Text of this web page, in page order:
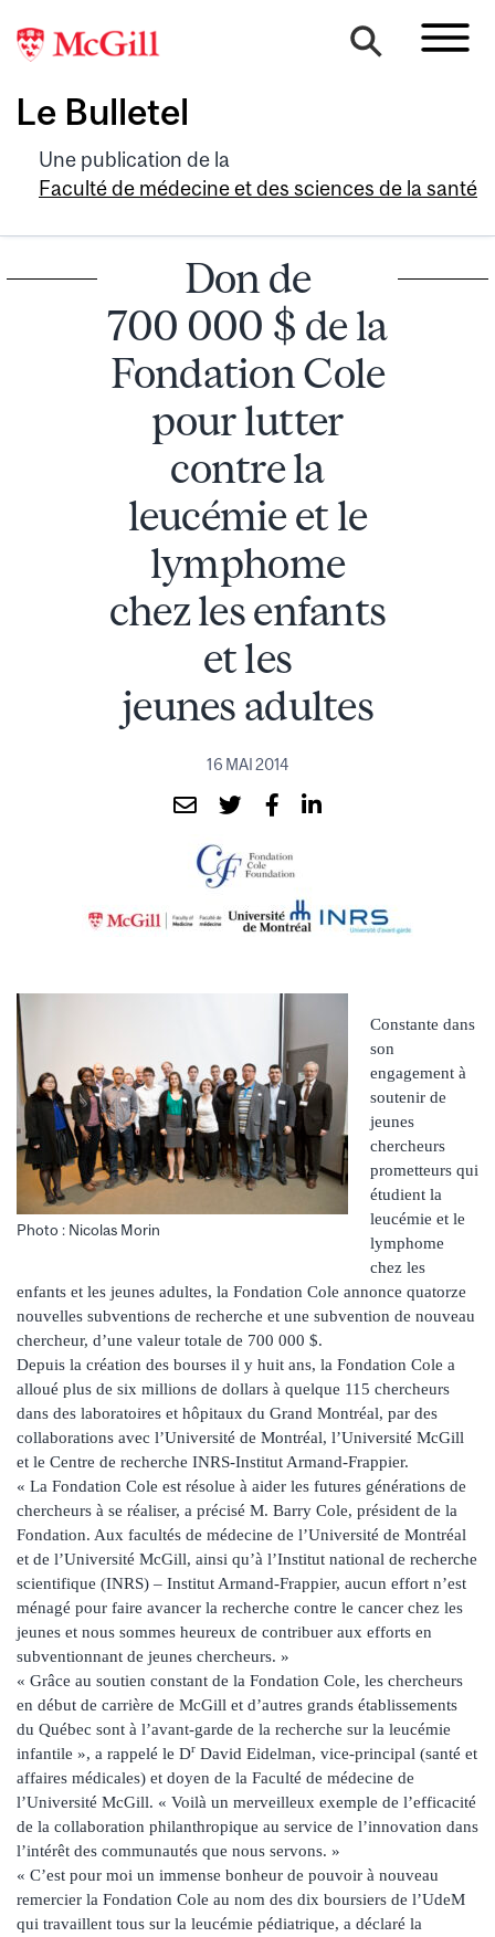
Le Bulletel
Une publication de la
Faculté de médecine et des sciences de la santé
Don de
700 000 $ de la
Fondation Cole
pour lutter
contre la
leucémie et le
lymphome
chez les enfants
et les
jeunes adultes
16 MAI 2014
Photo : Nicolas Morin
Constante dans
son
engagement à
soutenir de
jeunes
chercheurs
prometteurs qui
étudient la
leucémie et le
lymphome
chez les
enfants et les jeunes adultes, la Fondation Cole annonce quatorze
nouvelles subventions de recherche et une subvention de nouveau
chercheur, d’une valeur totale de 700 000 $.
Depuis la création des bourses il y huit ans, la Fondation Cole a
alloué plus de six millions de dollars à quelque 115 chercheurs
dans des laboratoires et hôpitaux du Grand Montréal, par des
collaborations avec l’Université de Montréal, l’Université McGill
et le Centre de recherche INRS-Institut Armand-Frappier.
« La Fondation Cole est résolue à aider les futures générations de
chercheurs à se réaliser, a précisé M. Barry Cole, président de la
Fondation. Aux facultés de médecine de l’Université de Montréal
et de l’Université McGill, ainsi qu’à l’Institut national de recherche
scientifique (INRS) – Institut Armand-Frappier, aucun effort n’est
ménagé pour faire avancer la recherche contre le cancer chez les
jeunes et nous sommes heureux de contribuer aux efforts en
subventionnant de jeunes chercheurs. »
« Grâce au soutien constant de la Fondation Cole, les chercheurs
en début de carrière de McGill et d’autres grands établissements
du Québec sont à l’avant-garde de la recherche sur la leucémie
infantile », a rappelé le Dr David Eidelman, vice-principal (santé et
affaires médicales) et doyen de la Faculté de médecine de
l’Université McGill. « Voilà un merveilleux exemple de l’efficacité
de la collaboration philanthropique au service de l’innovation dans
l’intérêt des communautés que nous servons. »
« C’est pour moi un immense bonheur de pouvoir à nouveau
remercier la Fondation Cole au nom des dix boursiers de l’UdeM
qui travaillent tous sur la leucémie pédiatrique, a déclaré la